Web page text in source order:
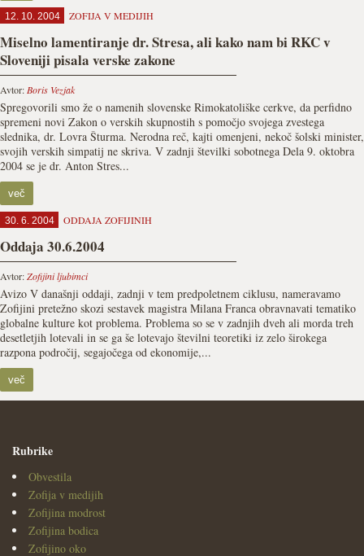
12. 10. 2004 ZOFIJA V MEDIJIH
Miselno lamentiranje dr. Stresa, ali kako nam bi RKC v
Sloveniji pisala verske zakone
Avtor: Boris Vezjak
Spregovorili smo že o namenih slovenske Rimokatoliške cerkve, da perfidno
spremeni novi Zakon o verskih skupnostih s pomočjo svojega zvestega
slednika, dr. Lovra Šturma. Nerodna reč, kajti omenjeni, nekoč šolski minister,
svojih verskih simpatij ne skriva. V zadnji številki sobotnega Dela 9. oktobra
2004 se je dr. Anton Stres...
več
30. 6. 2004 ODDAJA ZOFIJINIH
Oddaja 30.6.2004
Avtor:Zofijini ljubimci
Avizo V današnji oddaji, zadnji v tem predpoletnem ciklusu, nameravamo
Zofijini pretežno skozi sestavek magistra Milana Franca obravnavati tematiko
globalne kulture kot problema. Problema so se v zadnjih dveh ali morda treh
desetletjih lotevali in se ga še lotevajo številni teoretiki iz zelo širokega
razpona področij, segajočega od ekonomije,...
več
Rubrike
Obvestila
Zofija v medijih
Zofijina modrost
Zofijina bodica
Zofijino oko